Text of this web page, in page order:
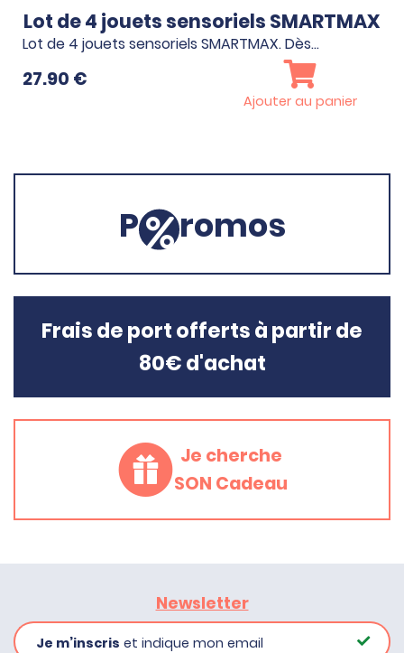
Lot de 4 jouets sensoriels SMARTMAX
Lot de 4 jouets sensoriels SMARTMAX. Dès…
27.90 €
Ajouter au panier
P romos
Frais de port offerts à partir de
80€ d'achat
Je cherche
SON Cadeau
Newsletter
Je m’inscris et indique mon email